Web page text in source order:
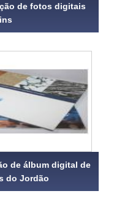
de fotos digitais
de álbum digital de
do Jordão